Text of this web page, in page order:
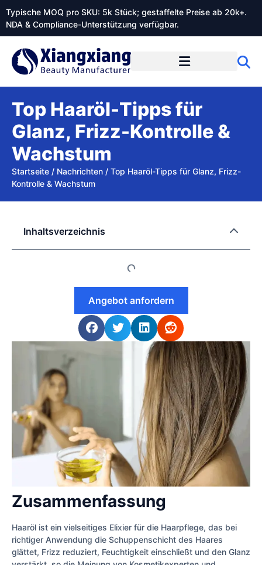
Typische MOQ pro SKU: 5k Stück; gestaffelte Preise ab 20k+.
NDA & Compliance-Unterstützung verfügbar.
Top Haaröl-Tipps für
Glanz, Frizz-Kontrolle &
Wachstum
Startseite / Nachrichten / Top Haaröl-Tipps für Glanz, Frizz-
Kontrolle & Wachstum
Zusammenfassung
Haaröl ist ein vielseitiges Elixier für die Haarpflege, das bei
richtiger Anwendung die Schuppenschicht des Haares
glättet, Frizz reduziert, Feuchtigkeit einschließt und den Glanz
Inhaltsverzeichnis
Angebot anfordern